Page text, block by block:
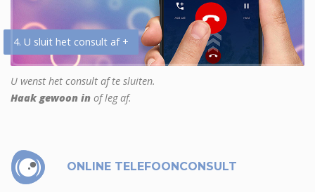
4. U sluit het consult af +
U wenst het consult af te sluiten.
Haak gewoon in of leg af.
ONLINE TELEFOONCONSULT